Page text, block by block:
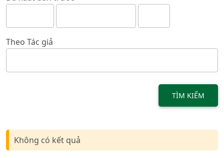
Theo Tác giả
TÌM KIẾM
Không có kết quả